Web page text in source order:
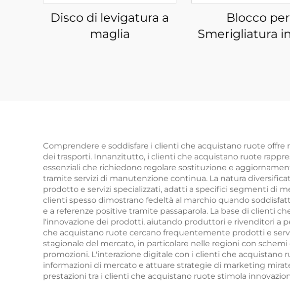
Disco di levigatura a
maglia
Blocco per
Smerigliatura
Comprendere e soddisfare i clienti che acquistano ruote
dei trasporti. Innanzitutto, i clienti che acquistano ruote
essenziali che richiedono regolare sostituzione e
tramite servizi di manutenzione continua. La natura
prodotto e servizi specializzati, adatti a specifici segmenti di
clienti spesso dimostrano fedeltà al marchio quando
e a referenze positive tramite passaparola. La base di clienti
l'innovazione dei prodotti, aiutando produttori e rivenditori a
che acquistano ruote cercano frequentemente prodotti e
stagionale del mercato, in particolare nelle regioni con
promozioni. L'interazione digitale con i clienti che
informazioni di mercato e attuare strategie di marketing
prestazioni tra i clienti che acquistano ruote stimola